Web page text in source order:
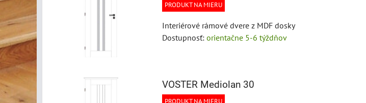
PRODUKT NA MIERU
Interiérové rámové dvere z MDF dosky
Dostupnosť: orientačne 5-6 týždňov
VOSTER Mediolan 30
PRODUKT NA MIERU